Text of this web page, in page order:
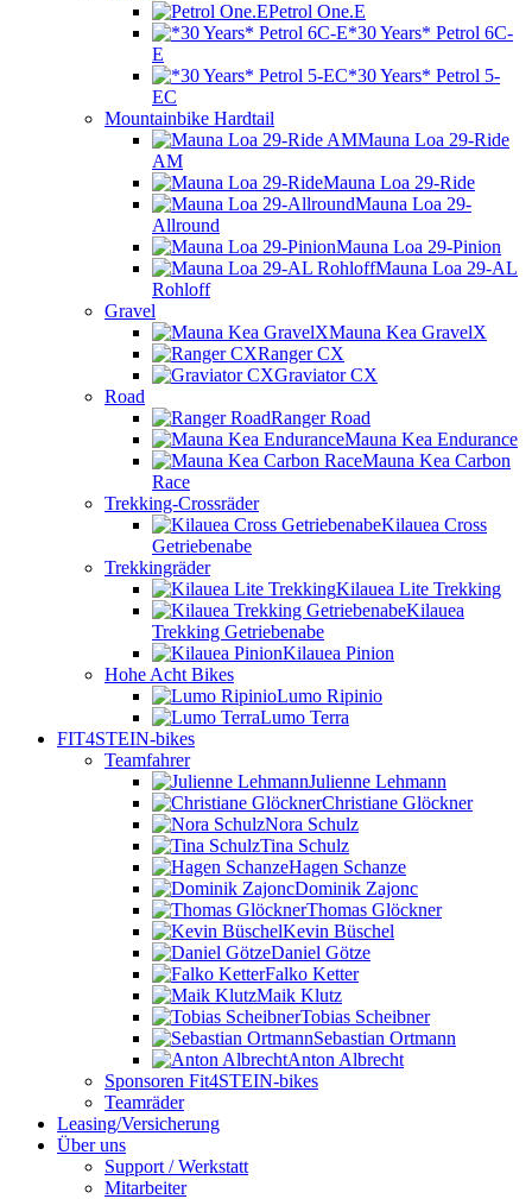
Petrol One.E
*30 Years* Petrol 6C-
E
*30 Years* Petrol 5-
EC
Mountainbike Hardtail
Mauna Loa 29-Ride
AM
Mauna Loa 29-Ride
Mauna Loa 29-
Allround
Mauna Loa 29-Pinion
Mauna Loa 29-AL
Rohloff
Gravel
Mauna Kea GravelX
Ranger CX
Graviator CX
Road
Ranger Road
Mauna Kea Endurance
Mauna Kea Carbon
Race
Trekking-Crossräder
Kilauea Cross
Getriebenabe
Trekkingräder
Kilauea Lite Trekking
Kilauea
Trekking Getriebenabe
Kilauea Pinion
Hohe Acht Bikes
Lumo Ripinio
Lumo Terra
FIT4STEIN-bikes
Teamfahrer
Julienne Lehmann
Christiane Glöckner
Nora Schulz
Tina Schulz
Hagen Schanze
Dominik Zajonc
Thomas Glöckner
Kevin Büschel
Daniel Götze
Falko Ketter
Maik Klutz
Tobias Scheibner
Sebastian Ortmann
Anton Albrecht
Sponsoren Fit4STEIN-bikes
Teamräder
Leasing/Versicherung
Über uns
Support / Werkstatt
Mitarbeiter